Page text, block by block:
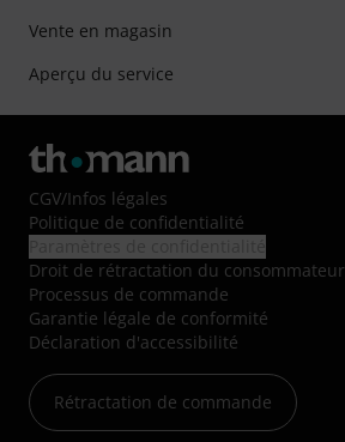
Vente en magasin
Aperçu du service
CGV/Infos légales
Politique de confidentialité
Droit de rétractation du consommateur
Processus de commande
Garantie légale de conformité
Déclaration d'accessibilité
Rétractation de commande